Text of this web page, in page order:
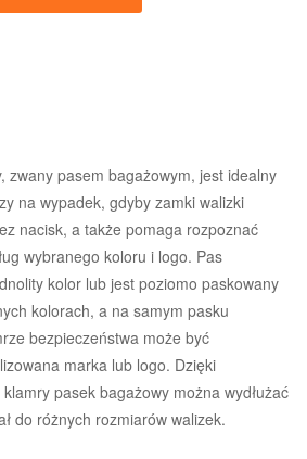
zwany pasem bagażowym, jest idealny
na wypadek, gdyby zamki walizki
nacisk, a także pomaga rozpoznać
wybranego koloru i logo. Pas
kolor lub jest poziomo paskowany
kolorach, a na samym pasku
bezpieczeństwa może być
marka lub logo. Dzięki
pasek bagażowy można wydłużać
do różnych rozmiarów walizek.